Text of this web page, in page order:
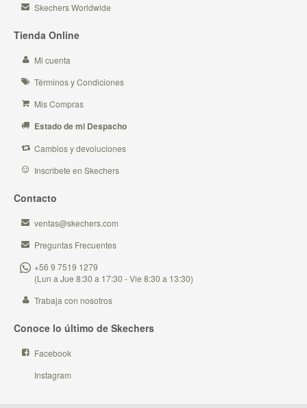
Skechers Worldwide
Tienda Online
Mi cuenta
Términos y Condiciones
Mis Compras
Estado de mi Despacho
Cambios y devoluciones
Inscribete en Skechers
Contacto
ventas@skechers.com
Preguntas Frecuentes
+56 9 7519 1279
(Lun a Jue 8:30 a 17:30 - Vie 8:30 a 13:30)
Trabaja con nosotros
Conoce lo último de Skechers
Facebook
Instagram